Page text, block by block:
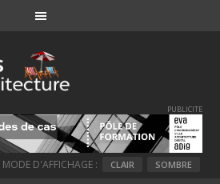
PUBLICITE
MODE D'AFFICHAGE : CLAIR SOMBRE